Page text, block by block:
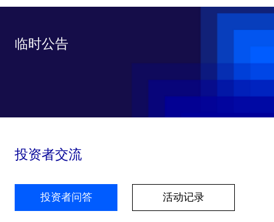
临时公告
投资者交流
投资者问答 活动记录